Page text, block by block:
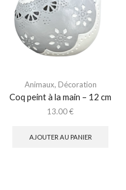
Animaux, Décoration
Coq peint à la main – 12 cm
13.00€
AJOUTER AU PANIER